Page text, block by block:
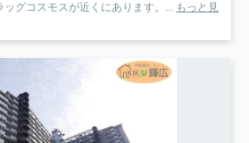
グコスモスが近くにあります。... もっと見